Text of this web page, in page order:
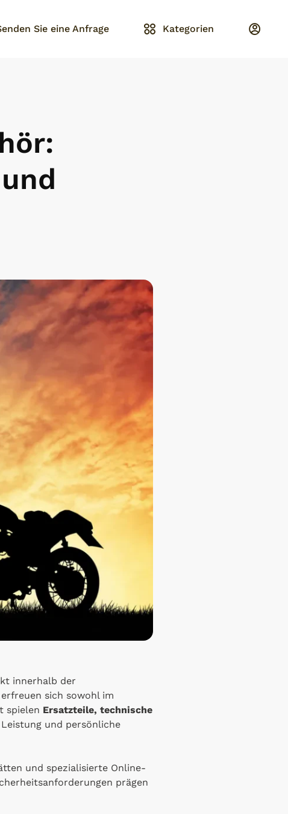
Sie eine Anfrage Kategorien
innerhalb der
sich sowohl im
spielen Ersatzteile, technische
und persönliche
und spezialisierte Online-
prägen